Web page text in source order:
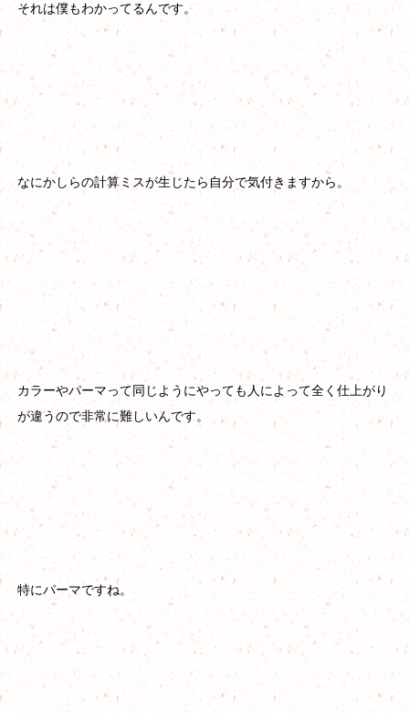
それは僕もわかってるんです。
なにかしらの計算ミスが生じたら自分で気付きますから。
カラーやパーマって同じようにやっても人によって全く仕上がり
が違うので非常に難しいんです。
特にパーマですね。